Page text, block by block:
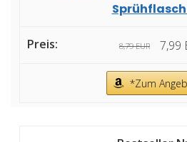
8,79 EUR 7,99
*Zum